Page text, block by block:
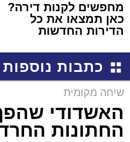
מחפשים לקנות דירה?
כאן תמצאו את כל
הדירות החדשות
כתבות נוספות
שיחה מקומית
האשדודי
החתונות